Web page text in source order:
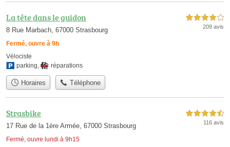
La tête dans le guidon
8 Rue Marbach, 67000 Strasbourg
Fermé, ouvre à 9h
4,0 étoiles sur 5
209 avis
Vélociste
parking, réparations
Horaires Téléphone
Strasbike
17 Rue de la 1ère Armée, 67000 Strasbourg
Fermé, ouvre lundi à 9h15
4,5 étoiles sur 5
116 avis